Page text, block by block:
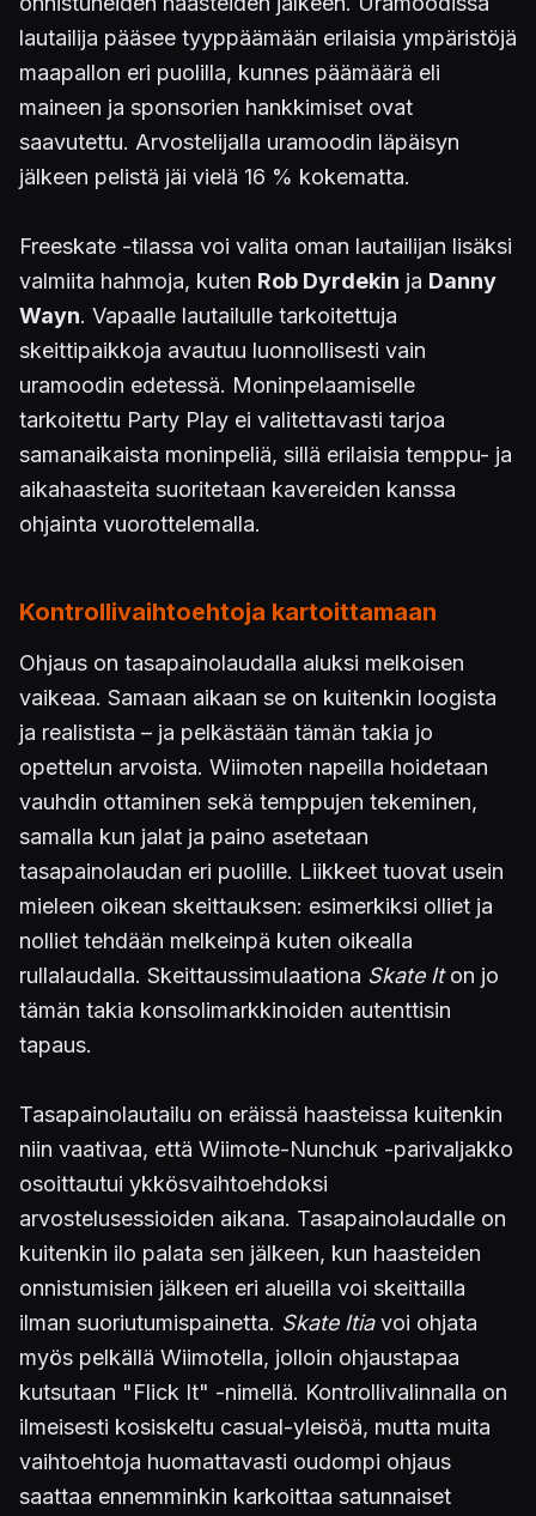
lautailija pääsee tyyppäämään erilaisia ympäristöjä
maapallon eri puolilla, kunnes päämäärä eli
maineen ja sponsorien hankkimiset ovat
saavutettu. Arvostelijalla uramoodin läpäisyn
jälkeen pelistä jäi vielä 16 % kokematta.
Freeskate -tilassa voi valita oman lautailijan lisäksi
valmiita hahmoja, kuten Rob Dyrdekin ja Danny
Wayn. Vapaalle lautailulle tarkoitettuja
skeittipaikkoja avautuu luonnollisesti vain
uramoodin edetessä. Moninpelaamiselle
tarkoitettu Party Play ei valitettavasti tarjoa
samanaikaista moninpeliä, sillä erilaisia temppu- ja
aikahaasteita suoritetaan kavereiden kanssa
ohjainta vuorottelemalla.
Kontrollivaihtoehtoja kartoittamaan
Ohjaus on tasapainolaudalla aluksi melkoisen
vaikeaa. Samaan aikaan se on kuitenkin loogista
ja realistista – ja pelkästään tämän takia jo
opettelun arvoista. Wiimoten napeilla hoidetaan
vauhdin ottaminen sekä temppujen tekeminen,
samalla kun jalat ja paino asetetaan
tasapainolaudan eri puolille. Liikkeet tuovat usein
mieleen oikean skeittauksen: esimerkiksi olliet ja
nolliet tehdään melkeinpä kuten oikealla
rullalaudalla. Skeittaussimulaationa Skate Iton jo
tämän takia konsolimarkkinoiden autenttisin
tapaus.
Tasapainolautailu on eräissä haasteissa kuitenkin
niin vaativaa, että Wiimote-Nunchuk -parivaljakko
osoittautui ykkösvaihtoehdoksi
arvostelusessioiden aikana. Tasapainolaudalle on
kuitenkin ilo palata sen jälkeen, kun haasteiden
onnistumisien jälkeen eri alueilla voi skeittailla
ilman suoriutumispainetta. Skate Itiavoi ohjata
myös pelkällä Wiimotella, jolloin ohjaustapaa
kutsutaan "Flick It" -nimellä. Kontrollivalinnalla on
ilmeisesti kosiskeltu casual-yleisöä, mutta muita
vaihtoehtoja huomattavasti oudompi ohjaus
saattaa ennemminkin karkoittaa satunnaiset